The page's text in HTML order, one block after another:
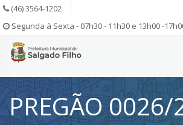
(46) 3564-1202
Segunda à Sexta - 07h30 - 11h30 e 13h00 -
PREGÃO